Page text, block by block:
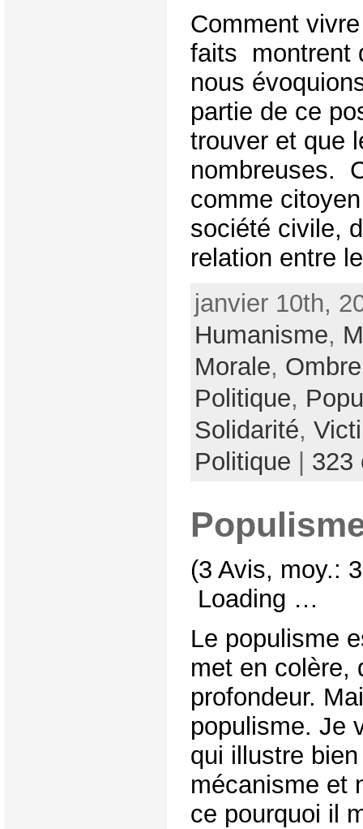
Comment
faits montrent
nous
partie de ce
trouver et que
nombreuses.
comme
société civile,
relation entre
janvier 10th,
Humanisme,
Morale, Ombre
Politique,
Solidarité,
Politique
323
(3 Avis, moy.:
Loading …
Le populisme
met en colère,
profondeur.
populisme. Je
qui illustre
mécanisme et
ce pourquoi il